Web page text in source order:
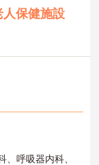
人保健施設
、呼吸器内科、